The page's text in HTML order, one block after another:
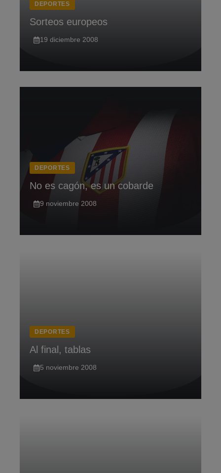
DEPORTES
Sorteos europeos
19 diciembre 2008
DEPORTES
No es cagón, es un cobarde
9 noviembre 2008
DEPORTES
Al final, tablas
5 noviembre 2008